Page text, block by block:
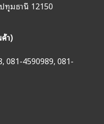
ทุมธานี 12150
า)
,081-4590989,081-